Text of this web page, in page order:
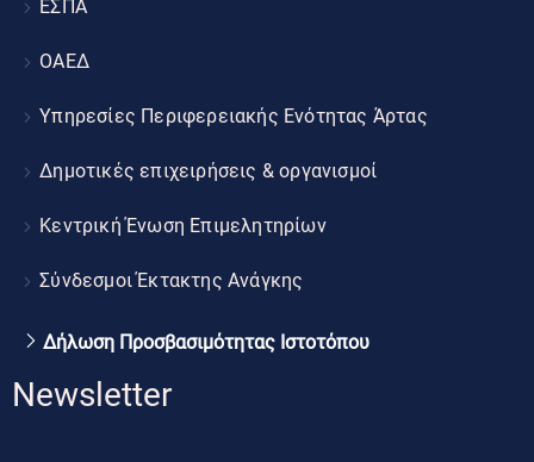
ΕΣΠΑ
ΟΑΕΔ
Υπηρεσίες Περιφερειακής Ενότητας Άρτας
Δημοτικές επιχειρήσεις & οργανισμοί
Κεντρική Ένωση Επιμελητηρίων
Σύνδεσμοι Έκτακτης Ανάγκης
Δήλωση Προσβασιμότητας Ιστοτόπου
Newsletter